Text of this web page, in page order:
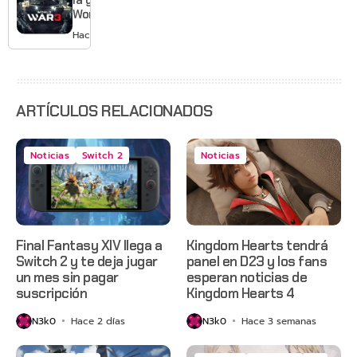
Grounded
World War
3 apaga
sus
Hace 2 días
ARTÍCULOS RELACIONADOS
Noticias Switch 2
Final Fantasy XIV llega a
Switch 2 y te deja jugar
un mes sin pagar
suscripción
N3k0 Hace 2 días
Noticias
Kingdom Hearts tendrá
panel en D23 y los fans
esperan noticias de
Kingdom Hearts 4
N3k0 Hace 3 semanas